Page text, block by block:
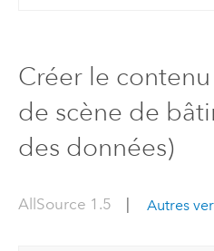
Créer le
de scène de
des données)
AllSource 1.5 Autres